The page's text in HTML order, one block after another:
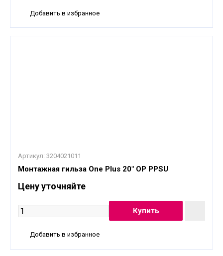
Добавить в избранное
Артикул: 3204021011
Монтажная гильза One Plus 20" OP PPSU
Цену уточняйте
Добавить в избранное